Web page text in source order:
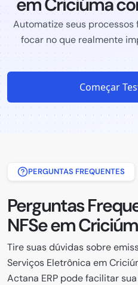
Automatize seus
focar no que realmente
Começar
PERGUNTAS FREQUENTES
Perguntas
NFSe em
Tire suas dúvidas sobre
Serviços Eletrônica em
Actana ERP pode facilitar